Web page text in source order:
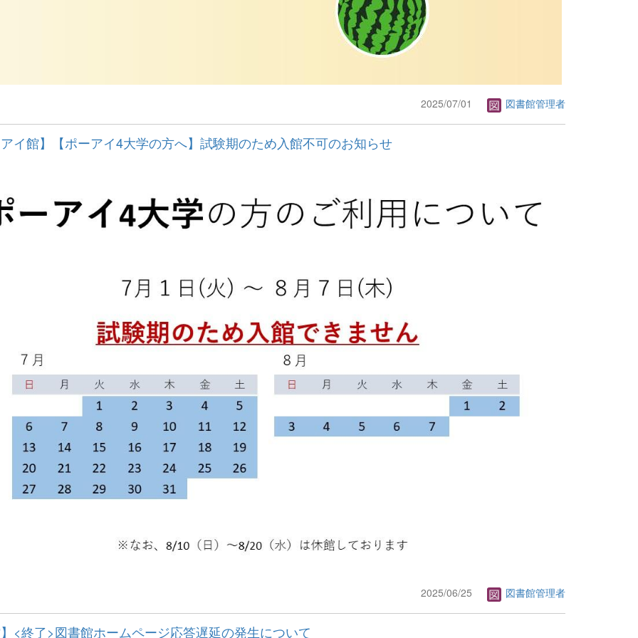
2025/07/01 図書館管理者
イ館】【ポーアイ4大学の方へ】試験期のため入館不可のお知らせ
2025/06/25 図書館管理者
<終了>図書館ホームページ応答遅延の発生について